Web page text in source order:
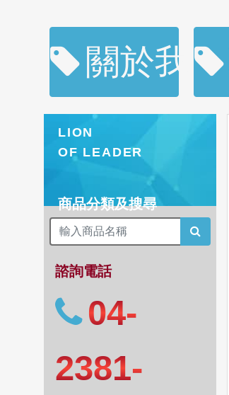
關於我們
LION
OF LEADER
商品分類及搜尋
諮詢電話
04-
2381-